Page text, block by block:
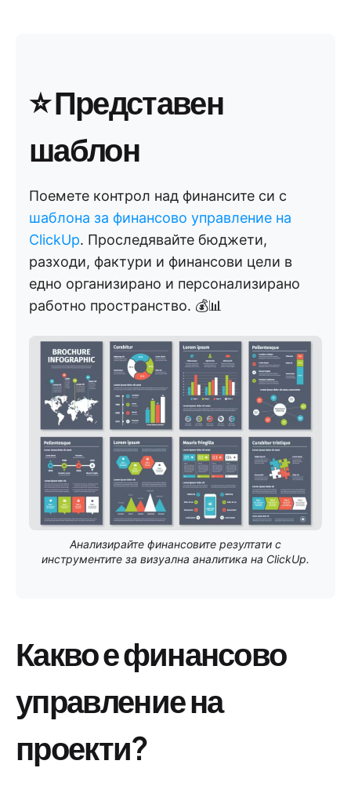
⭐ Представен
шаблон
Поемете контрол над финансите си с
шаблона за финансово управление на
ClickUp. Проследявайте бюджети,
разходи, фактури и финансови цели в
едно организирано и персонализирано
работно пространство. 💰📊
Анализирайте финансовите резултати с
инструментите за визуална аналитика на ClickUp.
Какво е финансово
управление на
проекти?